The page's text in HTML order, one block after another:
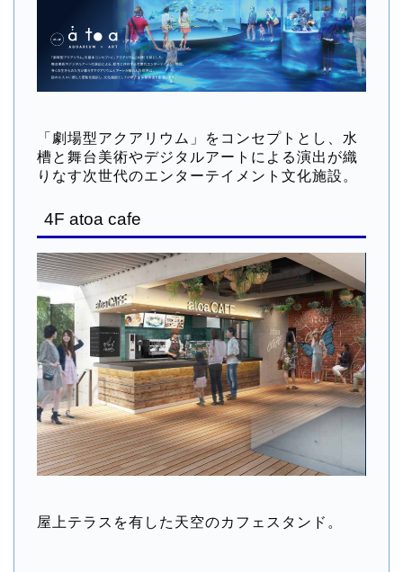
「劇場型アクアリウム」をコンセプトとし、水
槽と舞台美術やデジタルアートによる演出が織
りなす次世代のエンターテイメント文化施設。
4F atoa cafe
屋上テラスを有した天空のカフェスタンド。